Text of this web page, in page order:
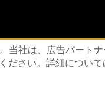
当社は、広告パート
ださい。詳細につい